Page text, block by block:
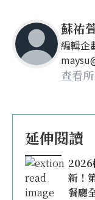
蘇祐
編輯企
查看
延伸閱讀
2026
新！
餐廳